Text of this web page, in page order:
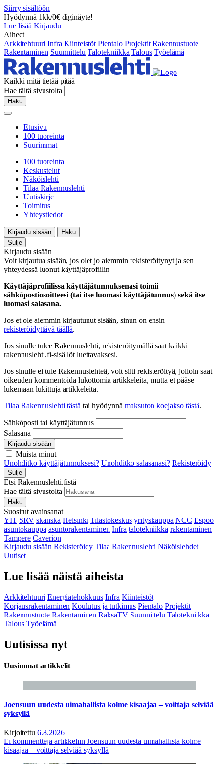
Siirry sisältöön
Hyödynnä 1kk/0€ diginäyte!
Lue lisää Kirjaudu
Aiheet
Arkkitehtuuri Infra Kiinteistöt Pientalo Projektit Rakennustuote
Rakentaminen Suunnittelu Talotekniikka Talous Työelämä
Kaikki mitä tietää pitää
Hae tältä sivustolta
Haku
Etusivu
100 tuoreinta
Suurimmat
100 tuoreinta
Keskustelut
Näköislehti
Tilaa Rakennuslehti
Uutiskirje
Toimitus
Yhteystiedot
Kirjaudu sisään
Haku
Sulje
Kirjaudu sisään
Voit kirjautua sisään, jos olet jo aiemmin rekisteröitynyt ja sen
yhteydessä luonut käyttäjäprofiilin
Käyttäjäprofiilissa käyttäjätunnuksenasi toimii
sähköpostiosoitteesi (tai itse luomasi käyttäjätunnus) sekä itse
luomasi salasana.
Jos et ole aiemmin kirjautunut sisään, sinun on ensin
rekisteröidyttävä täällä.
Jos sinulle tulee Rakennuslehti, rekisteröitymällä saat kaikki
rakennuslehti.fi-sisällöt luettavaksesi.
Jos sinulle ei tule Rakennuslehteä, voit silti rekisteröityä, jolloin saat
oikeuden kommentoida lukottomia artikkeleita, mutta et pääse
lukemaan lukittuja artikkeleita.
Tilaa Rakennuslehti tästä tai hyödynnä maksuton koejakso tästä.
Sähköposti tai käyttäjätunnus
Salasana
Kirjaudu sisään
Muista minut
Unohditko käyttäjätunnuksesi? Unohditko salasanasi? Rekisteröidy
Sulje
Etsi Rakennuslehti.fistä
Hae tältä sivustolta
Haku
Suositut avainsanat
YIT SRV skanska Helsinki Tilastokeskus yrityskauppa NCC Espoo
asuntokauppa asuntorakentaminen Infra talotekniikka rakentaminen
Tampere Caverion
Kirjaudu sisään Rekisteröidy Tilaa Rakennuslehti Näköislehdet
Uutiset
Lue lisää näistä aiheista
Arkkitehtuuri Energiatehokkuus Infra Kiinteistöt
Korjausrakentaminen Koulutus ja tutkimus Pientalo Projektit
Rakennustuote Rakentaminen RaksaTV Suunnittelu Talotekniikka
Talous Työelämä
Uutisissa nyt
Uusimmat artikkelit
Joensuun uudesta uimahallista kolme kisaajaa – voittaja selviää
syksyllä
Kirjoitettu 6.8.2026
Ei kommentteja artikkeliin Joensuun uudesta uimahallista kolme
kisaajaa – voittaja selviää syksyllä